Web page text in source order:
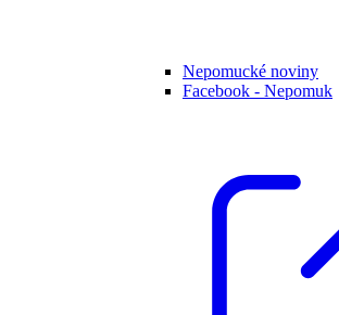
Nepomucké noviny
Facebook - Nepomuk